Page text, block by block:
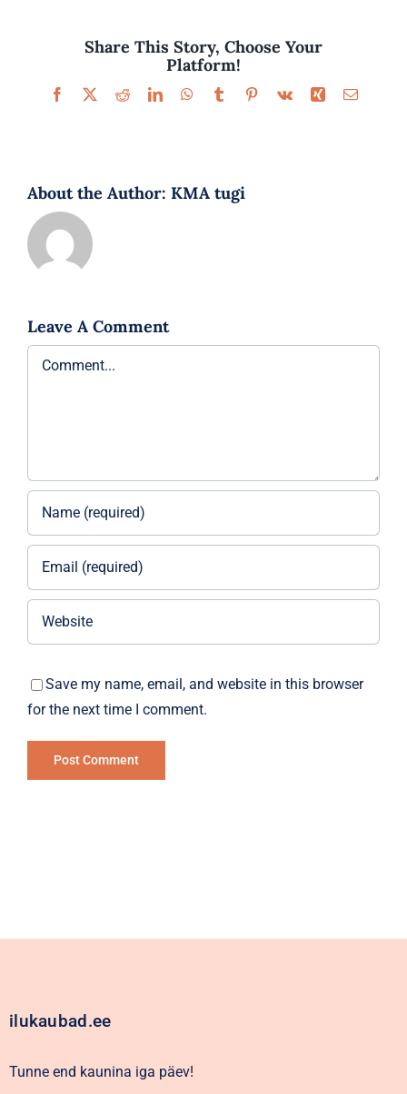
Share This Story, Choose Your
Platform!
Facebook
X RedditLinkedInWhatsApp
TumblrPinterest
Vk Xing Email
About the Author: KMA tugi
Leave A Comment
Comment
Save my name, email, and website in this browser
for the next time I comment.
ilukaubad.ee
Tunne end kaunina iga päev!